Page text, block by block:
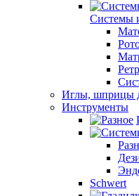
Системы
Иглы, шприцы
Инструменты
Schwert